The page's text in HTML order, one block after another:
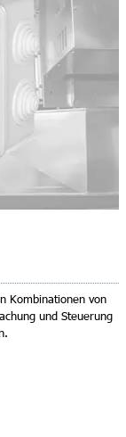
Kombinationen von
und Steuerung